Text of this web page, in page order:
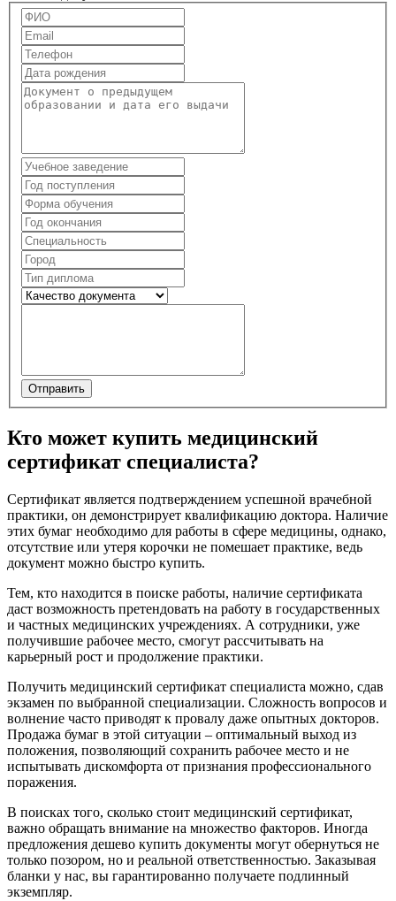
Отправить
Кто может купить медицинский
сертификат специалиста?
Сертификат является подтверждением успешной врачебной
практики, он демонстрирует квалификацию доктора. Наличие
этих бумаг необходимо для работы в сфере медицины, однако,
отсутствие или утеря корочки не помешает практике, ведь
документ можно быстро купить.
Тем, кто находится в поиске работы, наличие сертификата
даст возможность претендовать на работу в государственных
и частных медицинских учреждениях. А сотрудники, уже
получившие рабочее место, смогут рассчитывать на
карьерный рост и продолжение практики.
Получить медицинский сертификат специалиста можно, сдав
экзамен по выбранной специализации. Сложность вопросов и
волнение часто приводят к провалу даже опытных докторов.
Продажа бумаг в этой ситуации – оптимальный выход из
положения, позволяющий сохранить рабочее место и не
испытывать дискомфорта от признания профессионального
поражения.
В поисках того, сколько стоит медицинский сертификат,
важно обращать внимание на множество факторов. Иногда
предложения дешево купить документы могут обернуться не
только позором, но и реальной ответственностью. Заказывая
бланки у нас, вы гарантированно получаете подлинный
экземпляр.